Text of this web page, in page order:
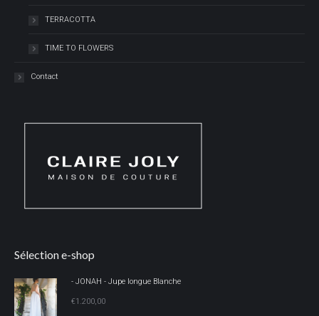
TERRACOTTA
TIME TO FLOWERS
Contact
Sélection e-shop
- JONAH - Jupe longue Blanche
€1.200,00